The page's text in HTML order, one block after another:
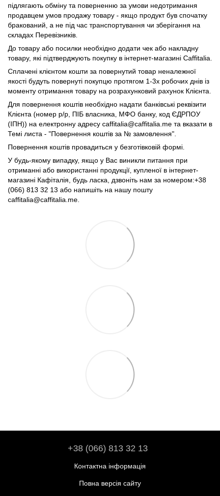
підлягають обміну та поверненню за умови недотримання
продавцем умов продажу товару - якщо продукт був спочатку
бракований, а не під час транспортування чи зберігання на
складах Перевізників.
До товару або посилки необхідно додати чек або накладну
товару, які підтверджують покупку в інтернет-магазині Caffitalia.
Сплачені клієнтом кошти за повернутий товар неналежної
якості будуть повернуті покупцю протягом 1-3х робочих днів із
моменту отримання товару на розрахунковий рахунок Клієнта.
Для повернення коштів необхідно надати банківські реквізити
Клієнта (номер р/р, ПІБ власника, МФО банку, код ЄДРПОУ
(ІПН)) на електронну адресу caffitalia@caffitalia.me та вказати в
Темі листа - "Повернення коштів за № замовлення".
Повернення коштів провадиться у безготівковій формі.
У будь-якому випадку, якщо у Вас виникли питання при
отриманні або використанні продукції, купленої в інтернет-
магазині Кафіталія, будь ласка, дзвоніть нам за номером:+38
(066) 813 32 13 або напишіть на нашу пошту
caffitalia@caffitalia.me.
+38 (066) 813 32 13
Контактна інформація
Повна версія сайту